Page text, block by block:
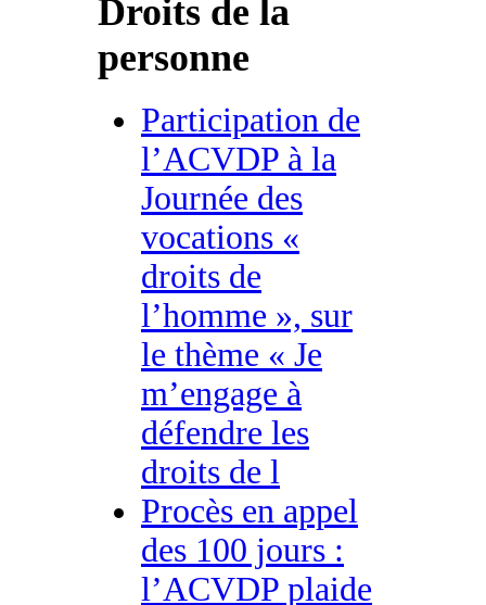
Droits de la
personne
Participation de
l’ACVDP à la
Journée des
vocations «
droits de
l’homme », sur
le thème « Je
m’engage à
défendre les
droits de l
Procès en appel
des 100 jours :
l’ACVDP plaide